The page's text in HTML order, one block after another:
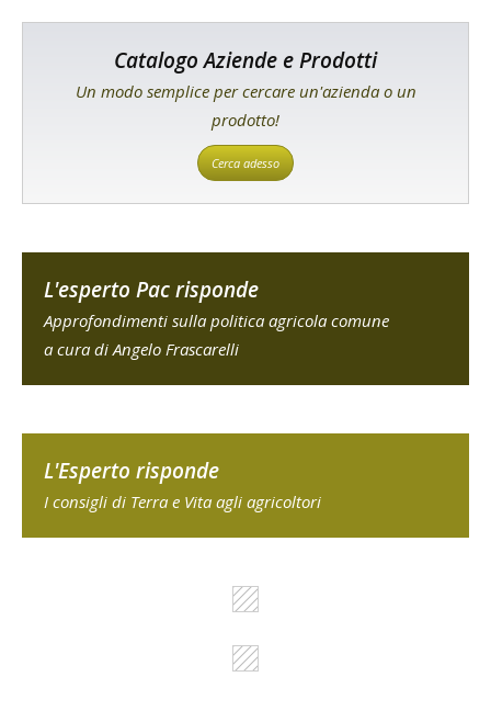
Catalogo Aziende e Prodotti
Un modo semplice per cercare un'azienda o un
prodotto!
Cerca adesso
L'esperto Pac risponde
Approfondimenti sulla politica agricola comune
a cura di Angelo Frascarelli
L'Esperto risponde
I consigli di Terra e Vita agli agricoltori